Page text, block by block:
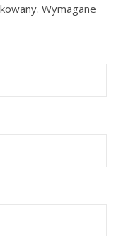
Wymagane